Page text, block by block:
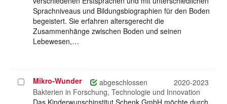
Sprachniveaus und Bildungsbiographien für den Boden
begeistert. Sie erfahren altersgerecht die
Zusammenhänge zwischen Boden und seinen
Lebewesen,…
Projekt
auswählen
Mikro-Wunder abgeschlossen
2020-2023
Bakterien in Forschung, Technologie und Innovation